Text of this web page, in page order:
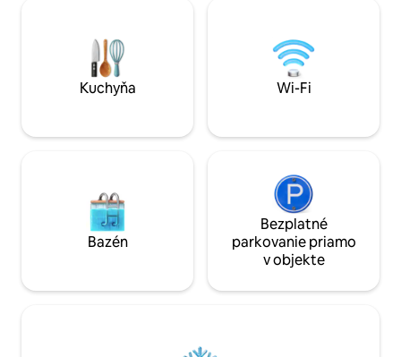
súkromná holistická klinika. Ideálne
umiestnenie na objavovanie cesty Wild
Atlantic Way
sprchou. V
umiestnený malý
kachľový
dispozícii sú aj
Kuchyňa Wi-Fi
Bazén
Bezplatné
parkovanie priamo
v objekte